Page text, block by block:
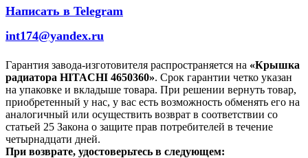
Написать в Telegram
int174@yandex.ru
Гарантия завода-изготовителя распространяется на «Крышка
радиатора HITACHI 4650360». Срок гарантии четко указан
на упаковке и вкладыше товара. При решении вернуть товар,
приобретенный у нас, у вас есть возможность обменять его на
аналогичный или осуществить возврат в соответствии со
статьей 25 Закона о защите прав потребителей в течение
четырнадцати дней.
При возврате, удостоверьтесь в следующем: